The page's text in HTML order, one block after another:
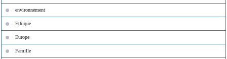
environnement
Ethique
Europe
Famille